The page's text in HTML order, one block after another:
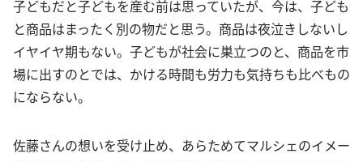
子どもだと子どもを産む前は思っていたが、今は、子ども
と商品はまったく別の物だと思う。商品は夜泣きしないし
イヤイヤ期もない。子どもが社会に巣立つのと、商品を市
場に出すのとでは、かける時間も労力も気持ちも比べもの
にならない。
佐藤さんの想いを受け止め、あらためてマルシェのイメー